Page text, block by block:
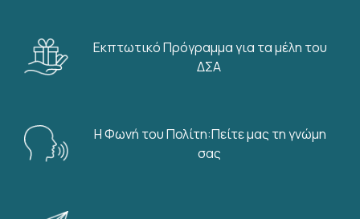
Εκπτωτικό Πρόγραμμα για τα μέλη του
ΔΣΑ
Η Φωνή του Πολίτη:Πείτε μας τη γνώμη
σας